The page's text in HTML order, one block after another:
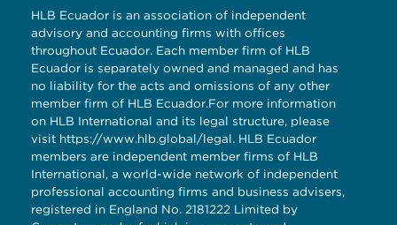
HLB Ecuador is an association of independent
advisory and accounting firms with offices
throughout Ecuador. Each member firm of HLB
Ecuador is separately owned and managed and has
no liability for the acts and omissions of any other
member firm of HLB Ecuador.For more information
on HLB International and its legal structure, please
visit https://www.hlb.global/legal. HLB Ecuador
members are independent member firms of HLB
International, a world-wide network of independent
professional accounting firms and business advisers,
registered in England No. 2181222 Limited by